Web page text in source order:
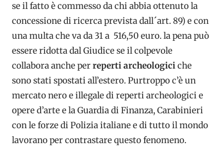
se il fatto è commesso da chi abbia ottenuto la
concessione di ricerca prevista dall´art. 89) e con
una multa che va da 31 a 516,50 euro. la pena può
essere ridotta dal Giudice se il colpevole
collabora anche perreperti archeologiciche
sono stati spostati all’estero. Purtroppo c’è un
mercato nero e illegale di reperti archeologici e
opere d’arte e la Guardia di Finanza, Carabinieri
con le forze di Polizia italiane e di tutto il mondo
lavorano per contrastare questo fenomeno.